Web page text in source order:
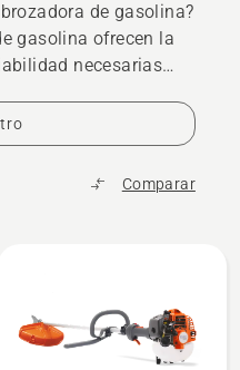
de gasolina?
gasolina ofrecen la
necesarias
Comparar